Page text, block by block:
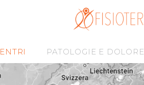
PATOLOGIE E DOLORE